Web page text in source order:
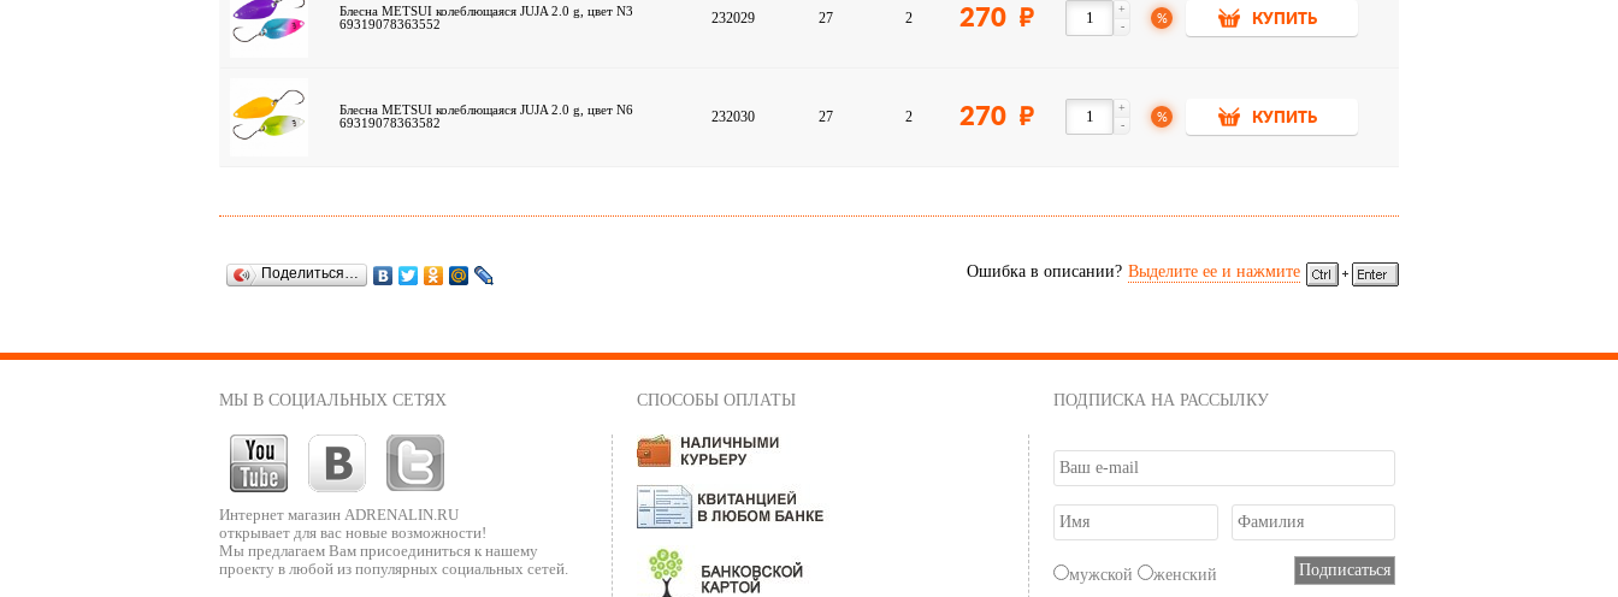
Блесна METSUI колеблющаяся JUJA 2.0 g, цвет N3
69319078363552
232029 27 2 270 -
+
% КУПИТЬ
Блесна METSUI колеблющаяся JUJA 2.0 g, цвет N6
69319078363582
232030 27 2 270 -
+
% КУПИТЬ
Ошибка в описании? Выделите ее и нажмите
Поделиться…
МЫ В СОЦИАЛЬНЫХ СЕТЯХ
Интернет магазин ADRENALIN.RU
открывает для вас новые возможности!
Мы предлагаем Вам присоединиться к нашему
проекту в любой из популярных социальных сетей.
СПОСОБЫ ОПЛАТЫ ПОДПИСКА НА РАССЫЛКУ
мужской женский